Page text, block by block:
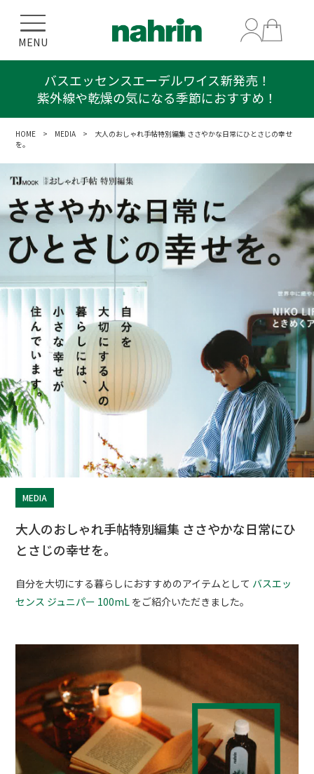
MENU
バスエッセンスエーデルワイス新発売！
紫外線や乾燥の気になる季節におすすめ！
HOME > MEDIA > 大人のおしゃれ手帖特別編集 ささやかな日常にひとさじの幸せ
を。
MEDIA
大人のおしゃれ手帖特別編集 ささやかな日常にひ
とさじの幸せを。
自分を大切にする暮らしにおすすめのアイテムとして バスエッ
センス ジュニパー 100mL をご紹介いただきました。